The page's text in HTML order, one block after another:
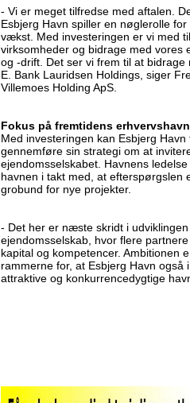
- Vi er meget tilfredse med aftalen.
Esbjerg Havn spiller en nøglerolle
vækst. Med investeringen er vi med
virksomheder og bidrage med vores
og -drift. Det ser vi frem til at
E. Bank Lauridsen Holdings, siger
Villemoes Holding ApS.
Fokus på fremtidens erhvervshavn
Med investeringen kan Esbjerg
gennemføre sin strategi om at
ejendomsselskabet. Havnens
havnen i takt med, at efterspørgslen
grobund for nye projekter.
- Det her er næste skridt i
ejendomsselskab, hvor flere
kapital og kompetencer. Ambitionen
rammerne for, at Esbjerg Havn
attraktive og konkurrencedygtige